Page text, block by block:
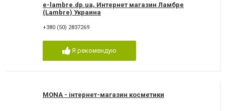
e-lambre.dp.ua, Интернет магазин Ламбре
(Lambre) Украина
+380 (50) 2837269
Я рекомендую
MONA - інтернет-магазин косметики